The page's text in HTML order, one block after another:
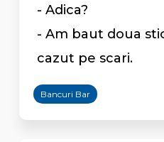
- Adica?
- Am baut doua
cazut pe scari.
Bancuri Bar